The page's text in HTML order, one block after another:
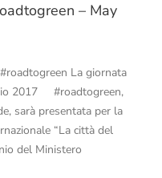
– May
La giornata
2017 #roadtogreen,
sarà presentata per la
“La città del
del Ministero